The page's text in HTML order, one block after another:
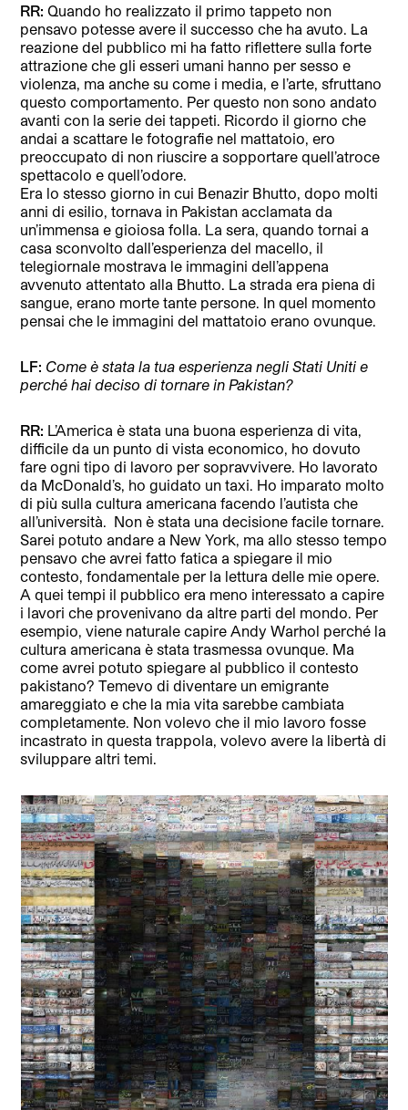
RR: Quando ho realizzato il primo tappeto non
pensavo potesse avere il successo che ha avuto. La
reazione del pubblico mi ha fatto riflettere sulla forte
attrazione che gli esseri umani hanno per sesso e
violenza, ma anche su come i media, e l’arte, sfruttano
questo comportamento. Per questo non sono andato
avanti con la serie dei tappeti. Ricordo il giorno che
andai a scattare le fotografie nel mattatoio, ero
preoccupato di non riuscire a sopportare quell’atroce
spettacolo e quell’odore.
Era lo stesso giorno in cui Benazir Bhutto, dopo molti
anni di esilio, tornava in Pakistan acclamata da
un’immensa e gioiosa folla. La sera, quando tornai a
casa sconvolto dall’esperienza del macello, il
telegiornale mostrava le immagini dell’appena
avvenuto attentato alla Bhutto. La strada era piena di
sangue, erano morte tante persone. In quel momento
pensai che le immagini del mattatoio erano ovunque.
LF: Come è stata la tua esperienza negli Stati Uniti e
perché hai deciso di tornare in Pakistan?
RR: L’America è stata una buona esperienza di vita,
difficile da un punto di vista economico, ho dovuto
fare ogni tipo di lavoro per sopravvivere. Ho lavorato
da McDonald’s, ho guidato un taxi. Ho imparato molto
di più sulla cultura americana facendo l’autista che
all’università. Non è stata una decisione facile tornare.
Sarei potuto andare a New York, ma allo stesso tempo
pensavo che avrei fatto fatica a spiegare il mio
contesto, fondamentale per la lettura delle mie opere.
A quei tempi il pubblico era meno interessato a capire
i lavori che provenivano da altre parti del mondo. Per
esempio, viene naturale capire Andy Warhol perché la
cultura americana è stata trasmessa ovunque. Ma
come avrei potuto spiegare al pubblico il contesto
pakistano? Temevo di diventare un emigrante
amareggiato e che la mia vita sarebbe cambiata
completamente. Non volevo che il mio lavoro fosse
incastrato in questa trappola, volevo avere la libertà di
sviluppare altri temi.